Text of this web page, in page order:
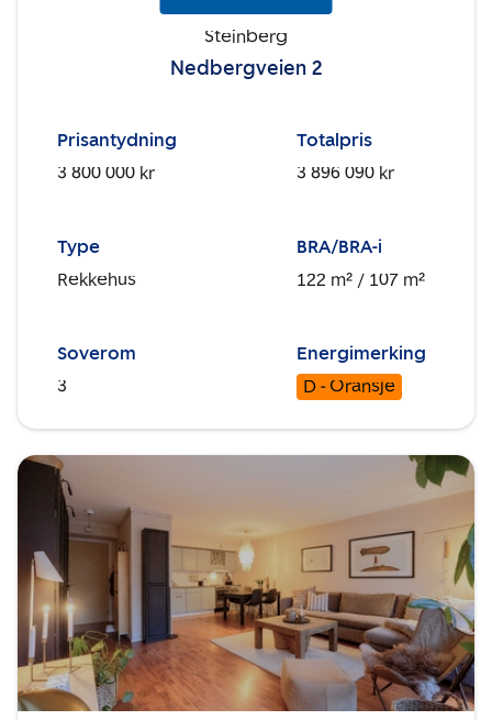
Steinberg
Nedbergveien 2
Prisantydning
3 800 000 kr
Totalpris
3 896 090 kr
Type
Rekkehus
BRA/BRA-i
122 m² / 107 m²
Soverom
3
Energimerking
D - Oransje